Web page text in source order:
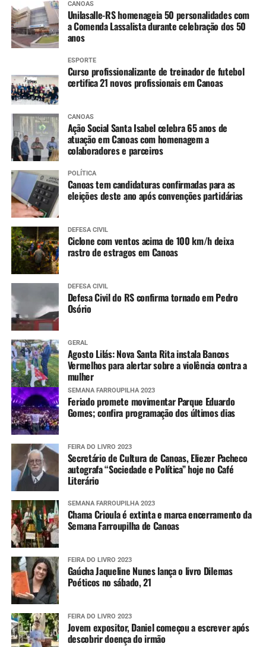
CANOAS
Unilasalle-RS homenageia 50 personalidades com
a Comenda Lassalista durante celebração dos 50
anos
ESPORTE
Curso profissionalizante de treinador de futebol
certifica 21 novos profissionais em Canoas
CANOAS
Ação Social Santa Isabel celebra 65 anos de
atuação em Canoas com homenagem a
colaboradores e parceiros
POLÍTICA
Canoas tem candidaturas confirmadas para as
eleições deste ano após convenções partidárias
DEFESA CIVIL
Ciclone com ventos acima de 100 km/h deixa
rastro de estragos em Canoas
DEFESA CIVIL
Defesa Civil do RS confirma tornado em Pedro
Osório
GERAL
Agosto Lilás: Nova Santa Rita instala Bancos
Vermelhos para alertar sobre a violência contra a
mulher
SEMANA FARROUPILHA 2023
Feriado promete movimentar Parque Eduardo
Gomes; confira programação dos últimos dias
FEIRA DO LIVRO 2023
Secretário de Cultura de Canoas, Eliezer Pacheco
autografa “Sociedade e Política” hoje no Café
Literário
SEMANA FARROUPILHA 2023
Chama Crioula é extinta e marca encerramento da
Semana Farroupilha de Canoas
FEIRA DO LIVRO 2023
Gaúcha Jaqueline Nunes lança o livro Dilemas
Poéticos no sábado, 21
FEIRA DO LIVRO 2023
Jovem expositor, Daniel começou a escrever após
descobrir doença do irmão